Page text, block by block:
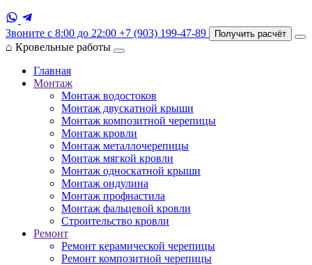
Звоните с 8:00 до 22:00 +7 (903) 199-47-89 Получить расчёт
⌂ Кровельные работы
Главная
Монтаж
Монтаж водостоков
Монтаж двускатной крыши
Монтаж композитной черепицы
Монтаж кровли
Монтаж металлочерепицы
Монтаж мягкой кровли
Монтаж односкатной крыши
Монтаж ондулина
Монтаж профнастила
Монтаж фальцевой кровли
Строительство кровли
Ремонт
Ремонт керамической черепицы
Ремонт композитной черепицы